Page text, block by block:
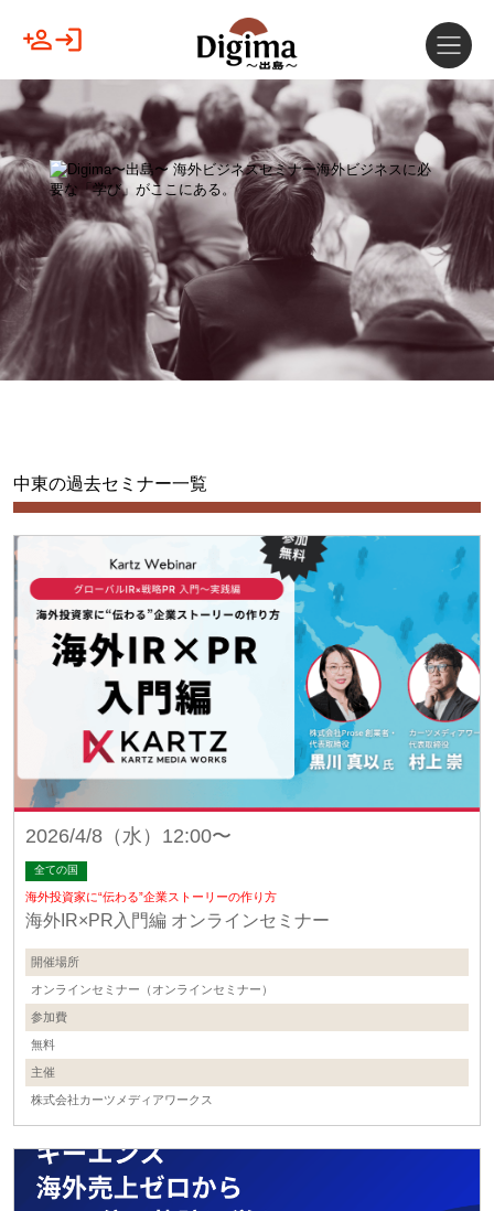
中東の過去セミナー一覧
2026/4/8（水）12:00〜
全ての国
海外投資家に“伝わる”企業ストーリーの作り方
海外IR×PR入門編 オンラインセミナー
開催場所
オンラインセミナー（オンラインセミナー）
参加費
無料
主催
株式会社カーツメディアワークス